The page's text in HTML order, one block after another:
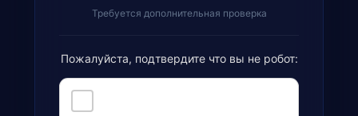
Требуется дополнительная проверка
Пожалуйста, подтвердите что вы не робот: